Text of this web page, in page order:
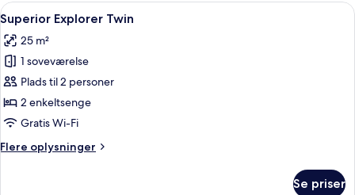
Indlæs
alle
billeder
af
Superior
Explorer
Twin
Et hotelværelse med to senge, et
6
Superior Explorer Twin
25 m²
1 soveværelse
Plads til 2 personer
2 enkeltsenge
Gratis Wi-Fi
Flere oplysninger
Flere
Se priser